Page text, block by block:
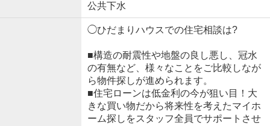
公共下水
◯ひだまりハウスでの住宅相談は?
■構造の耐震性や地盤の良し悪し、冠水
の有無など、様々なことをご比較しなが
ら物件探しが進められます。
■住宅ローンは低金利の今が狙い目！大
きな買い物だから将来性を考えたマイホ
ーム探しをスタッフ全員でサポートさせ